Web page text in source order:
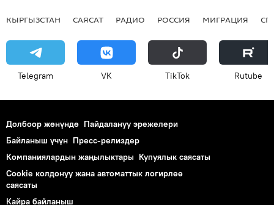
КЫРГЫЗСТАН САЯСАТ РАДИО РОССИЯ МИГРАЦИЯ
Telegram VK ТikТоk Rutube
Долбоор жөнүндө Пайдалануу эрежелери
Байланыш үчүн Пресс-релиздер
Компаниялардын жаңылыктары Купуялык саясаты
Cookie колдонуу жана автоматтык логирлөө
саясаты
Кайра байланыш